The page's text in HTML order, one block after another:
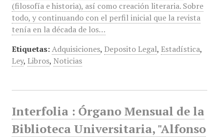
(filosofía e historia), así como creación literaria. Sobre
todo, y continuando con el perfil inicial que la revista
tenía en la década de los…
Etiquetas: Adquisiciones, Deposito Legal, Estadística,
Ley, Libros, Noticias
Interfolia : Órgano Mensual de la
Biblioteca Universitaria, "Alfonso